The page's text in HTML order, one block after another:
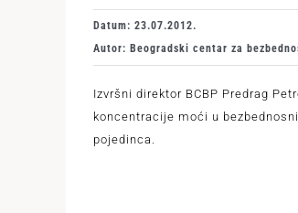
Datum: 23.07.2012.
Autor: Beogradski centar za
Izvršni direktor BCBP Predrag
koncentracije moći u
pojedinca.